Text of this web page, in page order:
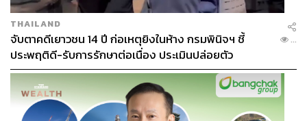
จีนจำเป็นต้องมาผ่านมาที่ไทยจริงหรือไม่
ศ.กิตติคุณ ดร.สุรชาติยังแนะนำการวางตัวของไทยท่ามกลาง
มหาอำนาจว่า นโยบายการต่างประเทศของไทยต้องรู้จัก
สร้างสมดุล เปรียบเสมือนการ ‘ใส่เสื้อคอจีน สวมสูทฝรั่ง’ โดย
ต้องรักษาสมดุลระหว่างจีนกับสหรัฐฯ ให้ดี ไม่ทิ้งใคร และไม่
พึ่งพาฝั่งใดฝั่งหนึ่งมากจนเกินไป
THAILAND
จับตาคดีเยาวชน 14 ปี ก่อเหตุยิงในห้าง กรมพินิจฯ ชี้
ประพฤติดี-รับการรักษาต่อเนื่อง ประเมินปล่อยตัว
...